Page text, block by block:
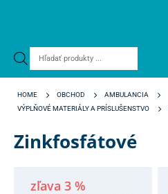
Products
HOME OBCHOD
AMBULANCIA
VÝPLŇOVÉ MATERIÁLY A PRÍSLUŠENSTVO
Zinkfosfátové
zľava 3 %